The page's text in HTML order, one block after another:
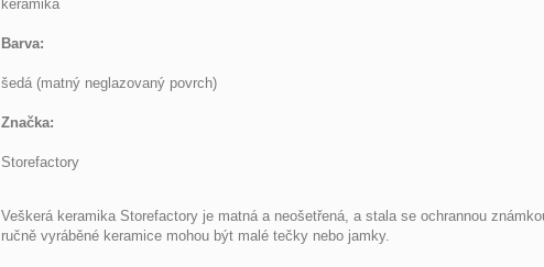
keramika
Barva:
šedá (matný neglazovaný povrch)
Značka:
Storefactory
Veškerá keramika Storefactory je matná a neošetřená, a stala se ochrannou
ručně vyráběné keramice mohou být malé tečky nebo jamky.